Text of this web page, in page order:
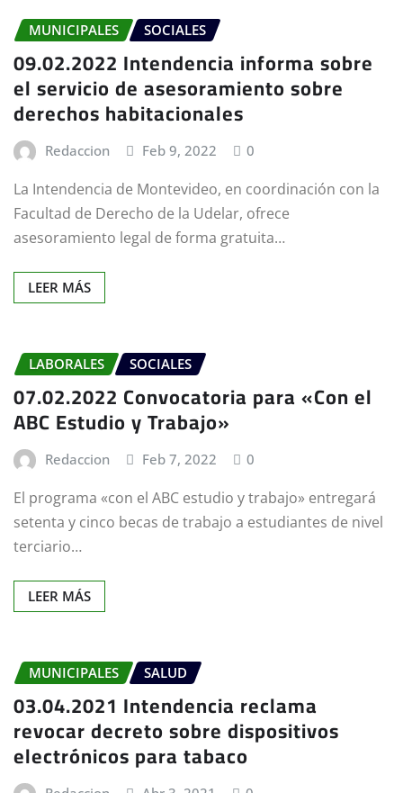
MUNICIPALES SOCIALES
09.02.2022 Intendencia informa sobre
el servicio de asesoramiento sobre
derechos habitacionales
Redaccion Feb 9, 2022 0
La Intendencia de Montevideo, en coordinación con la
Facultad de Derecho de la Udelar, ofrece
asesoramiento legal de forma gratuita…
LEER MÁS
LABORALES SOCIALES
07.02.2022 Convocatoria para «Con el
ABC Estudio y Trabajo»
Redaccion Feb 7, 2022 0
El programa «con el ABC estudio y trabajo» entregará
setenta y cinco becas de trabajo a estudiantes de nivel
terciario…
LEER MÁS
MUNICIPALES SALUD
03.04.2021 Intendencia reclama
revocar decreto sobre dispositivos
electrónicos para tabaco